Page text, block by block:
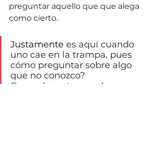
preguntar aquello que que alega
como cierto.
Justamente es aquí cuando
uno cae en la trampa, pues
cómo preguntar sobre algo
que no conozco?
Generalmente no sabemos